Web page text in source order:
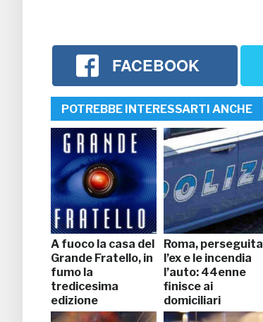
FACEBOOK
POTREBBE INTERESSARTI ANCHE
A fuoco la casa del
Grande Fratello, in
fumo la
tredicesima
edizione
Roma, perseguita
l’ex e le incendia
l’auto: 44enne
finisce ai
domiciliari